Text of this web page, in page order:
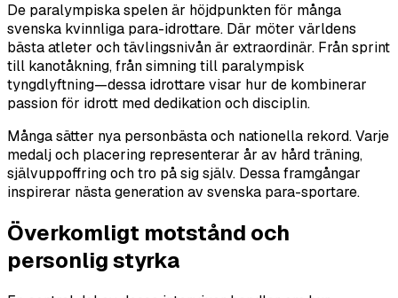
De paralympiska spelen är höjdpunkten för många
svenska kvinnliga para-idrottare. Där möter världens
bästa atleter och tävlingsnivån är extraordinär. Från sprint
till kanotåkning, från simning till paralympisk
tyngdlyftning—dessa idrottare visar hur de kombinerar
passion för idrott med dedikation och disciplin.
Många sätter nya personbästa och nationella rekord. Varje
medalj och placering representerar år av hård träning,
självuppoffring och tro på sig själv. Dessa framgångar
inspirerar nästa generation av svenska para-sportare.
Överkomligt motstånd och
personlig styrka